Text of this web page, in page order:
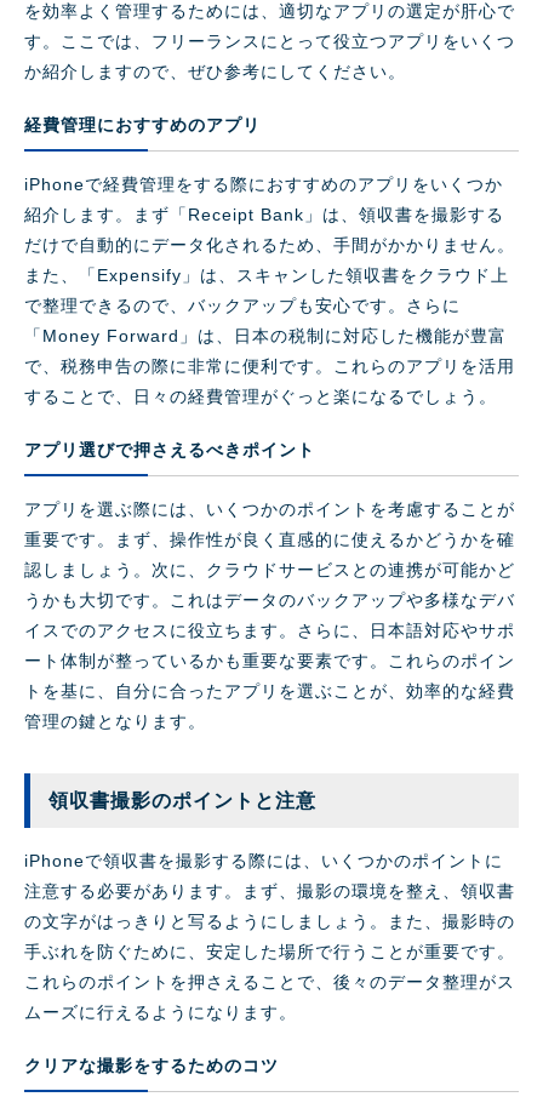
を効率よく管理するためには、適切なアプリの選定が肝心で
す。ここでは、フリーランスにとって役立つアプリをいくつ
か紹介しますので、ぜひ参考にしてください。
経費管理におすすめのアプリ
iPhoneで経費管理をする際におすすめのアプリをいくつか
紹介します。まず「Receipt Bank」は、領収書を撮影する
だけで自動的にデータ化されるため、手間がかかりません。
また、「Expensify」は、スキャンした領収書をクラウド上
で整理できるので、バックアップも安心です。さらに
「Money Forward」は、日本の税制に対応した機能が豊富
で、税務申告の際に非常に便利です。これらのアプリを活用
することで、日々の経費管理がぐっと楽になるでしょう。
アプリ選びで押さえるべきポイント
アプリを選ぶ際には、いくつかのポイントを考慮することが
重要です。まず、操作性が良く直感的に使えるかどうかを確
認しましょう。次に、クラウドサービスとの連携が可能かど
うかも大切です。これはデータのバックアップや多様なデバ
イスでのアクセスに役立ちます。さらに、日本語対応やサポ
ート体制が整っているかも重要な要素です。これらのポイン
トを基に、自分に合ったアプリを選ぶことが、効率的な経費
管理の鍵となります。
領収書撮影のポイントと注意
iPhoneで領収書を撮影する際には、いくつかのポイントに
注意する必要があります。まず、撮影の環境を整え、領収書
の文字がはっきりと写るようにしましょう。また、撮影時の
手ぶれを防ぐために、安定した場所で行うことが重要です。
これらのポイントを押さえることで、後々のデータ整理がス
ムーズに行えるようになります。
クリアな撮影をするためのコツ